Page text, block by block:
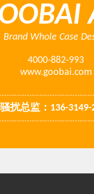
Brand Whole Case
4000-882-993
www.goobai.com
骚扰总监：136-3149-